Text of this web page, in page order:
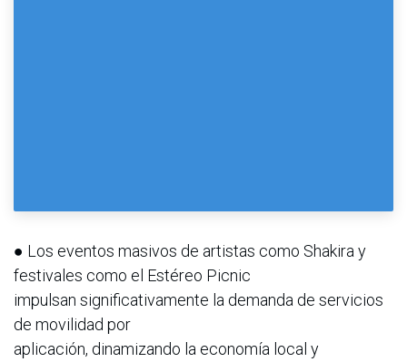
● Los eventos masivos de artistas como Shakira y
festivales como el Estéreo Picnic
impulsan significativamente la demanda de servicios
de movilidad por
aplicación, dinamizando la economía local y